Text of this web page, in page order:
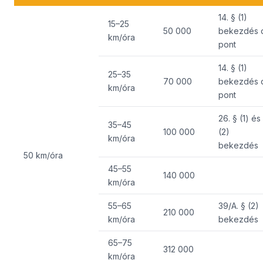
50 km/óra
15–25
km/óra
50 000
14. § (1)
bekezdés
pont
25–35
km/óra
70 000
14. § (1)
bekezdés
pont
35–45
km/óra
100 000
26. § (1) és
(2)
bekezdés
45–55
km/óra
140 000
55–65
km/óra
210 000
39/A. § (2)
bekezdés
65–75
km/óra
312 000